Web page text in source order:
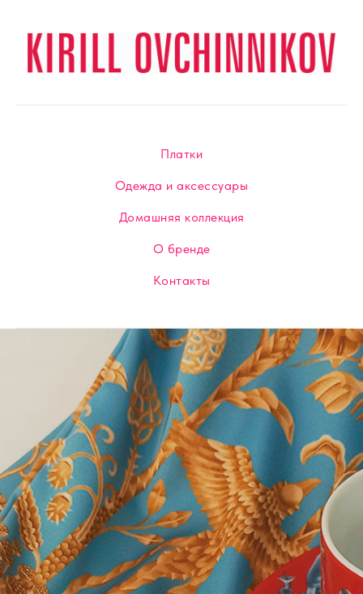
Платки
Одежда и аксессуары
Домашняя коллекция
О бренде
Контакты